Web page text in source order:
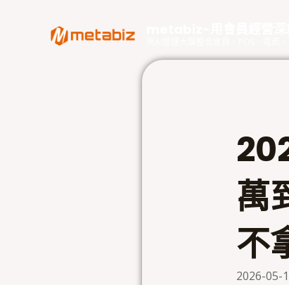
萬
不
2026-05-